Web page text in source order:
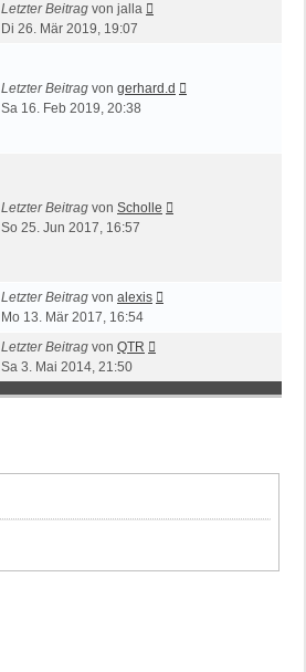
Letzter Beitrag von jalla
Di 26. Mär 2019, 19:07
Letzter Beitrag von gerhard.d
Sa 16. Feb 2019, 20:38
Letzter Beitrag von Scholle
So 25. Jun 2017, 16:57
Letzter Beitrag von alexis
Mo 13. Mär 2017, 16:54
Letzter Beitrag von QTR
Sa 3. Mai 2014, 21:50